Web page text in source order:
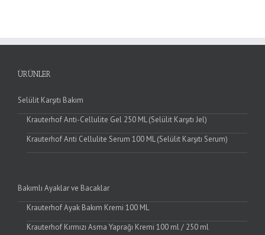
ÜRÜNLER
Selülit Karşıtı Bakım
Krauterhof Anti-Cellulite Gel 250 ML (Selülit Karşıtı Jel)
Krauterhof Anti Cellulite Serum 100 ML (Selülit Karşıtı Serum)
Bakımlı Ayaklar ve Bacaklar
Krauterhof Ayak Bakım Kremi 100 ML
Krauterhof Kırmızı Asma Yaprağı Kremi 100 ml / 250 ml